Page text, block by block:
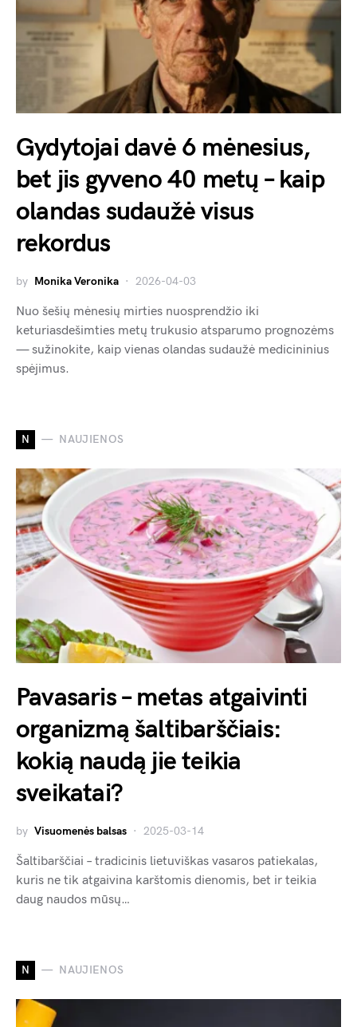
Gydytojai davė 6 mėnesius,
bet jis gyveno 40 metų – kaip
olandas sudaužė visus
rekordus
by Monika Veronika 2026-04-03
Nuo šešių mėnesių mirties nuosprendžio iki
keturiasdešimties metų trukusio atsparumo prognozėms
— sužinokite, kaip vienas olandas sudaužė medicininius
spėjimus.
N NAUJIENOS
Pavasaris – metas atgaivinti
organizmą šaltibarščiais:
kokią naudą jie teikia
sveikatai?
by Visuomenės balsas 2025-03-14
Šaltibarščiai – tradicinis lietuviškas vasaros patiekalas,
kuris ne tik atgaivina karštomis dienomis, bet ir teikia
daug naudos mūsų…
N NAUJIENOS